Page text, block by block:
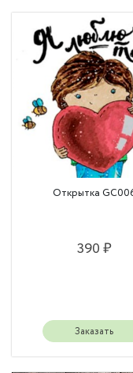
Открытка
390 ₽
Заказать